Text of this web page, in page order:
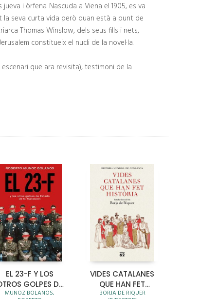
i òrfena. Nascuda a Viena el 1905, es va
la seva curta vida però quan està a punt de
Thomas Winslow, dels seus fills i nets,
constitueix el nucli de la novel·la.
que ara revisita), testimoni de la
EL 23-F Y LOS
GOLPES DE
ESTADO DE LA
MUÑOZ BOLAÑOS,
VIDES CATALANES
QUE HAN FET
HISTÒRIA
BORJA DE RIQUER